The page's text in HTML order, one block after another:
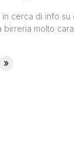
in cerca di info
birreria molto
8,
»